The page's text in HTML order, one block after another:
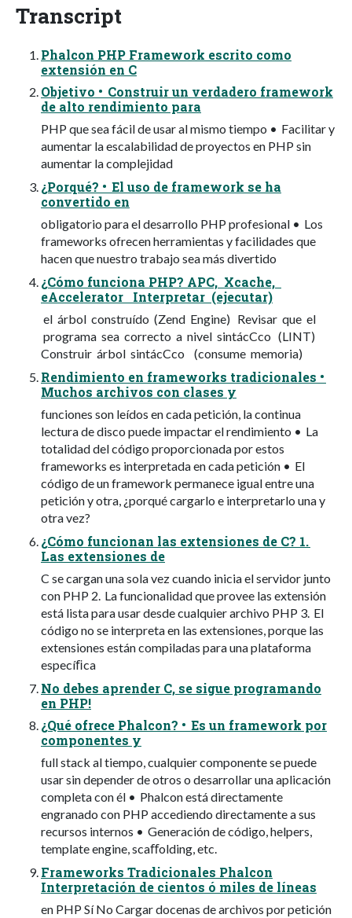
Transcript
Phalcon PHP Framework escrito como
extensión en C
Objetivo • Construir un verdadero framework
de alto rendimiento para
PHP que sea fácil de usar al mismo tiempo • Facilitar y
aumentar la escalabilidad de proyectos en PHP sin
aumentar la complejidad
¿Porqué? • El uso de framework se ha
convertido en
obligatorio para el desarrollo PHP profesional • Los
frameworks ofrecen herramientas y facilidades que
hacen que nuestro trabajo sea más divertido
¿Cómo funciona PHP? APC, Xcache,
eAccelerator Interpretar (ejecutar)
el árbol construído (Zend Engine) Revisar que el
programa sea correcto a nivel sintácCco (LINT)
Construir árbol sintácCco (consume memoria)
Rendimiento en frameworks tradicionales •
Muchos archivos con clases y
funciones son leídos en cada petición, la continua
lectura de disco puede impactar el rendimiento • La
totalidad del código proporcionada por estos
frameworks es interpretada en cada petición • El
código de un framework permanece igual entre una
petición y otra, ¿porqué cargarlo e interpretarlo una y
otra vez?
¿Cómo funcionan las extensiones de C? 1.
Las extensiones de
C se cargan una sola vez cuando inicia el servidor junto
con PHP 2. La funcionalidad que provee las extensión
está lista para usar desde cualquier archivo PHP 3. El
código no se interpreta en las extensiones, porque las
extensiones están compiladas para una plataforma
especíﬁca
No debes aprender C, se sigue programando
en PHP!
¿Qué ofrece Phalcon? • Es un framework por
componentes y
full stack al tiempo, cualquier componente se puede
usar sin depender de otros o desarrollar una aplicación
completa con él • Phalcon está directamente
engranado con PHP accediendo directamente a sus
recursos internos • Generación de código, helpers,
template engine, scaﬀolding, etc.
Frameworks Tradicionales Phalcon
Interpretación de cientos ó miles de líneas
en PHP Sí No Cargar docenas de archivos por petición